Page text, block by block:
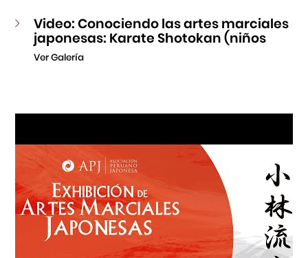
Video: Conociendo las artes marciales
japonesas: Karate Shotokan (niños
Ver Galería